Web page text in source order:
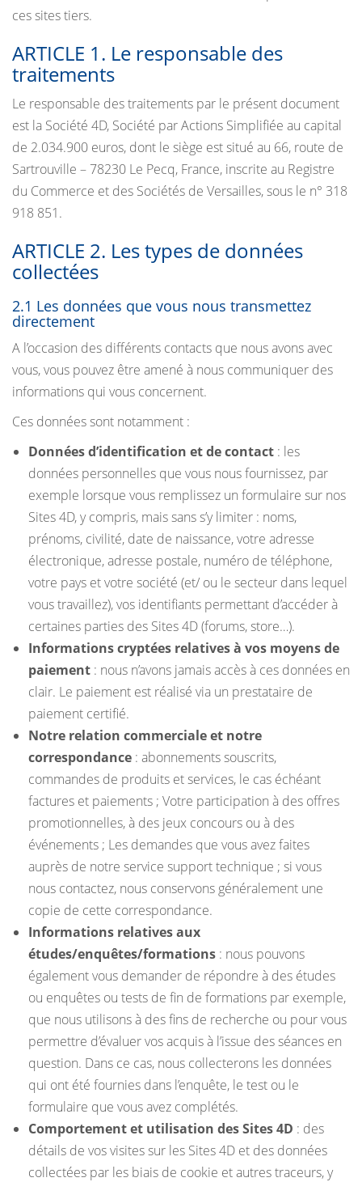
ces sites tiers.
ARTICLE 1. Le responsable des
traitements
Le responsable des traitements par le présent document
est la Société 4D, Société par Actions Simplifiée au capital
de 2.034.900 euros, dont le siège est situé au 66, route de
Sartrouville – 78230 Le Pecq, France, inscrite au Registre
du Commerce et des Sociétés de Versailles, sous le n° 318
918 851.
ARTICLE 2. Les types de données
collectées
2.1 Les données que vous nous transmettez
directement
A l’occasion des différents contacts que nous avons avec
vous, vous pouvez être amené à nous communiquer des
informations qui vous concernent.
Ces données sont notamment :
Données d’identification et de contact : les
données personnelles que vous nous fournissez, par
exemple lorsque vous remplissez un formulaire sur nos
Sites 4D, y compris, mais sans s’y limiter : noms,
prénoms, civilité, date de naissance, votre adresse
électronique, adresse postale, numéro de téléphone,
votre pays et votre société (et/ ou le secteur dans lequel
vous travaillez), vos identifiants permettant d’accéder à
certaines parties des Sites 4D (forums, store…).
Informations cryptées relatives à vos moyens de
paiement : nous n’avons jamais accès à ces données en
clair. Le paiement est réalisé via un prestataire de
paiement certifié.
Notre relation commerciale et notre
correspondance : abonnements souscrits,
commandes de produits et services, le cas échéant
factures et paiements ; Votre participation à des offres
promotionnelles, à des jeux concours ou à des
événements ; Les demandes que vous avez faites
auprès de notre service support technique ; si vous
nous contactez, nous conservons généralement une
copie de cette correspondance.
Informations relatives aux
études/enquêtes/formations : nous pouvons
également vous demander de répondre à des études
ou enquêtes ou tests de fin de formations par exemple,
que nous utilisons à des fins de recherche ou pour vous
permettre d’évaluer vos acquis à l’issue des séances en
question. Dans ce cas, nous collecterons les données
qui ont été fournies dans l’enquête, le test ou le
formulaire que vous avez complétés.
Comportement et utilisation des Sites 4D : des
détails de vos visites sur les Sites 4D et des données
collectées par les biais de cookie et autres traceurs, y